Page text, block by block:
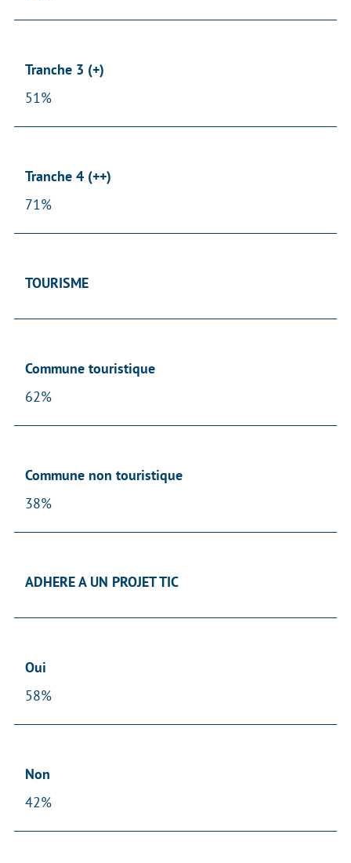
Tranche 3 (+)
51%
Tranche 4 (++)
71%
TOURISME
Commune touristique
62%
Commune non touristique
38%
ADHERE A UN PROJET TIC
Oui
58%
Non
42%